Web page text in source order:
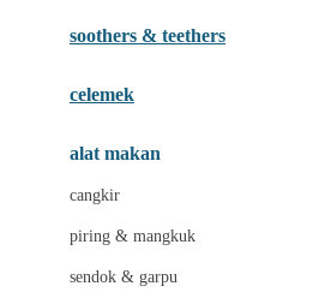
I
Inlacta DHA
Ivenet
soothers & teethers
celemek
alat makan
cangkir
piring & mangkuk
sendok & garpu